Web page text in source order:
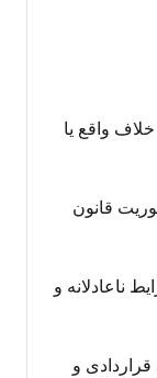
واقع یا
قانون
ناعادلانه و
و